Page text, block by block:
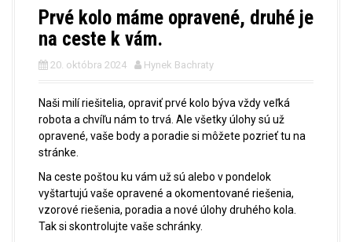
Prvé kolo máme opravené, druhé je
na ceste k vám.
20. októbra 2024 Hynek Bachraty
Naši milí riešitelia, opraviť prvé kolo býva vždy veľká
robota a chvíľu nám to trvá. Ale všetky úlohy sú už
opravené, vaše body a poradie si môžete pozrieť tu na
stránke.
Na ceste poštou ku vám už sú alebo v pondelok
vyštartujú vaše opravené a okomentované riešenia,
vzorové riešenia, poradia a nové úlohy druhého kola.
Tak si skontrolujte vaše schránky.